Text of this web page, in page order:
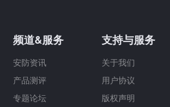
频道&服务
安防资讯
产品测评
专题论坛
支持与服务
关于我们
用户协议
版权声明